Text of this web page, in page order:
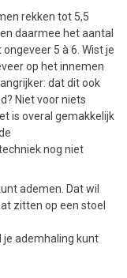
rekken tot 5,5
daarmee het aantal
5 à 6. Wist je
op het innemen
dat dit ook
Niet voor niets
is overal gemakkelijk
nog niet
ademen. Dat wil
zitten op een stoel
je ademhaling kunt